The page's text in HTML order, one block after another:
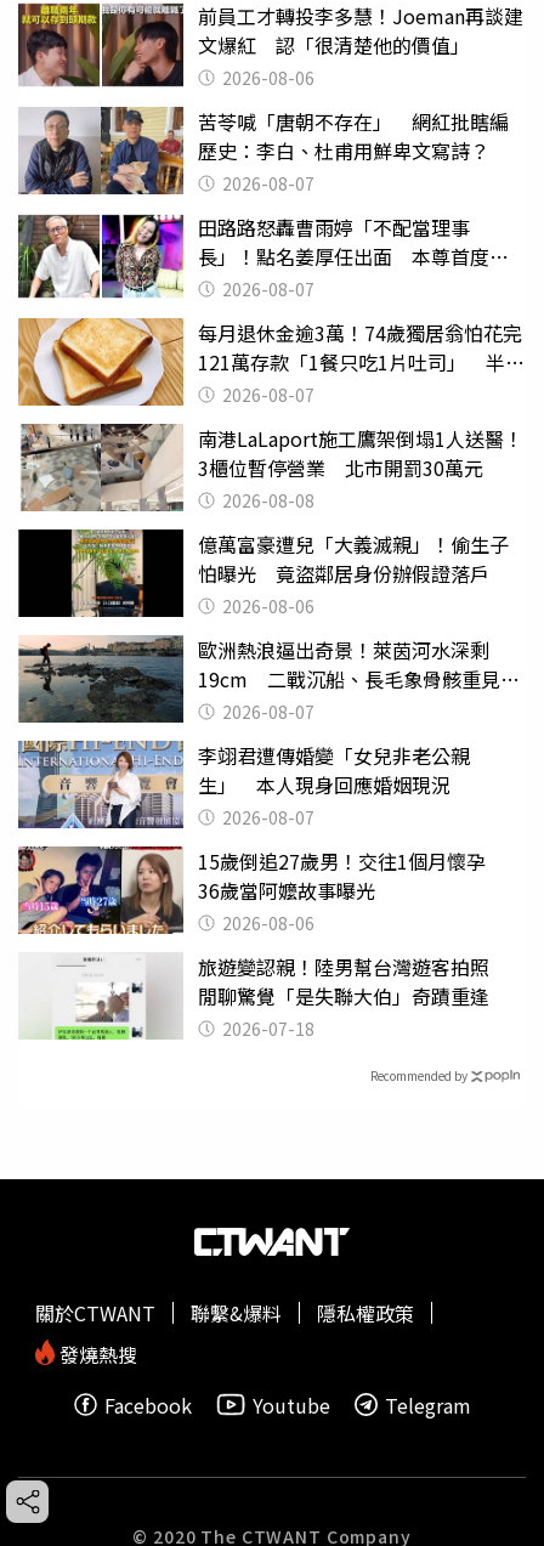
前員工才轉投李多慧！Joeman再談建
文爆紅 認「很清楚他的價值」
2026-08-06
苦苓喊「唐朝不存在」 網紅批瞎編
歷史：李白、杜甫用鮮卑文寫詩？
2026-08-07
田路路怒轟曹雨婷「不配當理事
長」！點名姜厚任出面 本尊首度回
應了2026-08-07
每月退休金逾3萬！74歲獨居翁怕花完
121萬存款「1餐只吃1片吐司」 半年
後暴瘦嚇壞女兒
2026-08-07
南港LaLaport施工鷹架倒塌1人送醫！
3櫃位暫停營業 北市開罰30萬元
2026-08-08
億萬富豪遭兒「大義滅親」！偷生子
怕曝光 竟盜鄰居身份辦假證落戶
2026-08-06
歐洲熱浪逼出奇景！萊茵河水深剩
19cm 二戰沉船、長毛象骨骸重見天
日 2026-08-07
李翊君遭傳婚變「女兒非老公親
生」 本人現身回應婚姻現況
2026-08-07
15歲倒追27歲男！交往1個月懷孕
36歲當阿嬤故事曝光
2026-08-06
旅遊變認親！陸男幫台灣遊客拍照
閒聊驚覺「是失聯大伯」奇蹟重逢
2026-07-18
Recommended by
關於CTWANT 聯繫&爆料
隱私權政策
發燒熱搜
Facebook
Youtube Telegram
© 2020 The CTWANT Company